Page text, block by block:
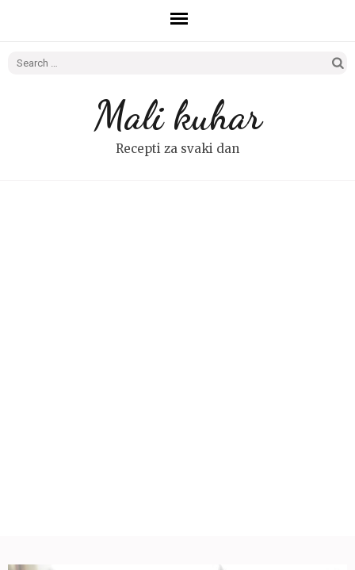
Search
Mali kuhar
Recepti za svaki dan